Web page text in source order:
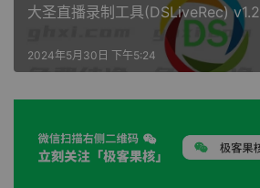
大圣直播录制工具(DSLiveRec) v1.2
2024年5月30日 下午5:24